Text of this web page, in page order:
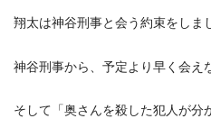
翔太は神谷刑事と会う約束をしま
神谷刑事から、予定より早く会え
そして「奥さんを殺した犯人が分